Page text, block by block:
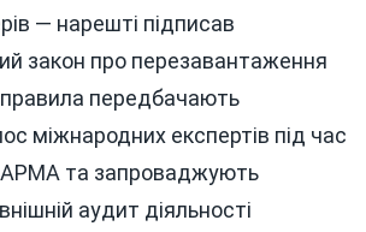
— нарешті підписав
закон про перезавантаження
правила передбачають
міжнародних експертів під час
АРМА та запроваджують
аудит діяльності